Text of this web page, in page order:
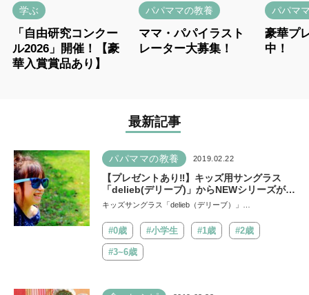
学ぶ
「自由研究コンクー
ル2026」開催！【豪
華入賞賞品あり】
パパママの教養
ママ・パパイラスト
レーター大募集！
パパマ
豪華プ
中！
最新記事
パパママの教養 2019.02.22
【プレゼントあり‼】キッズ用サングラス
「delieb(デリーブ)」からNEWシリーズが新
発売
キッズサングラス「delieb（デリーブ）」…
#0歳 #小学生 #1歳 #2歳
#3~6歳